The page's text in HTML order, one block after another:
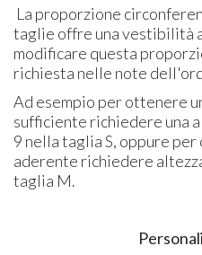
La proporzione
taglie offre una vestibilità
modificare questa
richiesta nelle note
Ad esempio per ottenere
sufficiente richiedere una
9 nella taglia S, oppure
aderente richiedere
taglia M.